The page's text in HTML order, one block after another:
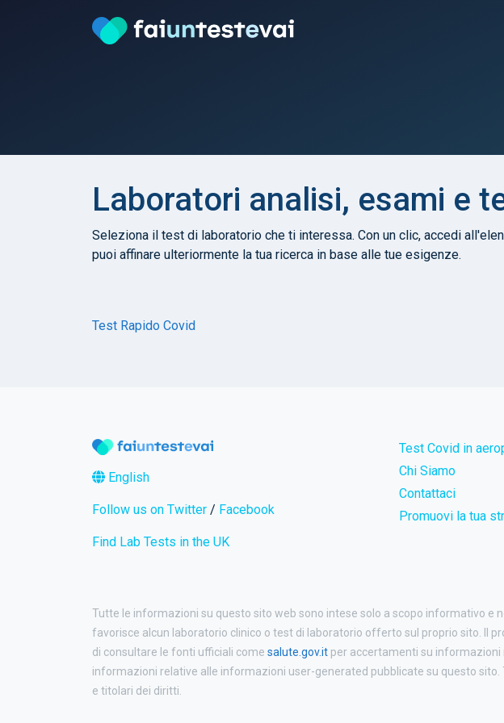
Laboratori analisi, esami e
Seleziona il test di laboratorio che ti interessa. Con un clic, accedi
puoi affinare ulteriormente la tua ricerca in base alle tue esigenze.
Test Rapido Covid
English
Follow us on Twitter / Facebook
Find Lab Tests in the UK
Test Covid in
Chi Siamo
Contattaci
Promuovi la tua
Tutte le informazioni su questo sito web sono intese solo a scopo informativo
favorisce alcun laboratorio clinico o test di laboratorio offerto sul proprio sito. Il
di consultare le fonti ufficiali come salute.gov.it per accertamenti su
informazioni relative alle informazioni user-generated pubblicate su questo
e titolari dei diritti.